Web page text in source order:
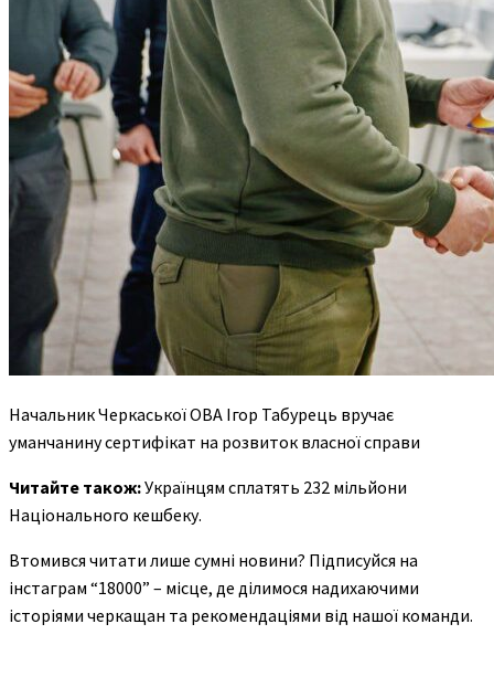
Начальник Черкаської ОВА Ігор Табурець вручає
уманчанину сертифікат на розвиток власної справи
Читайте також:Українцям сплатять 232 мільйони
Національного кешбеку.
Втомився читати лише сумні новини? Підписуйся на
інстаграм “18000” – місце, де ділимося надихаючими
історіями черкащан та рекомендаціями від нашої команди.